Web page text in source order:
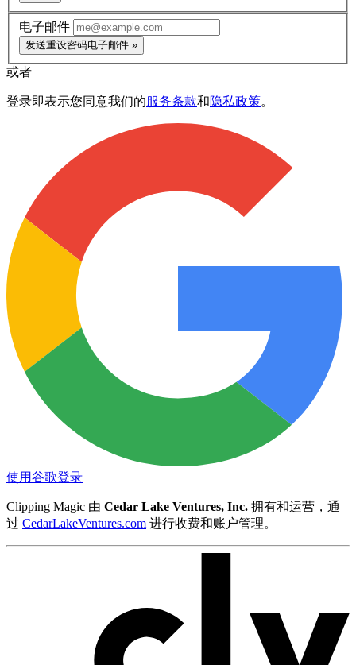
电子邮件
发送重设密码电子邮件 »
或者
登录即表示您同意我们的服务条款和隐私政策。
使用谷歌登录
Clipping Magic 由 Cedar Lake Ventures, Inc. 拥有和运营，通
过 CedarLakeVentures.com 进行收费和账户管理。